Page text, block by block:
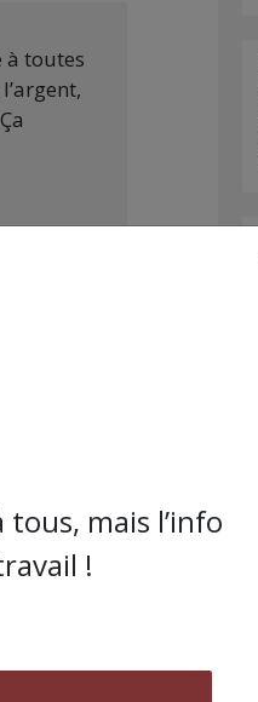
à toutes
mais l’info
!